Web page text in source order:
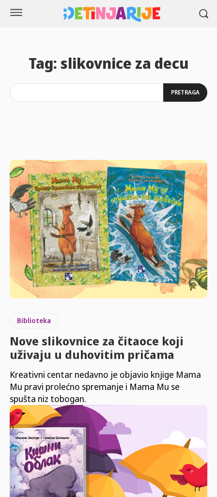
Tag: slikovnice za decu
PRETRAGA
Biblioteka
Nove slikovnice za čitaoce koji
uživaju u duhovitim pričama
Kreativni centar nedavno je objavio knjige Mama
Mu pravi prolećno spremanje i Mama Mu se
spušta niz tobogan.